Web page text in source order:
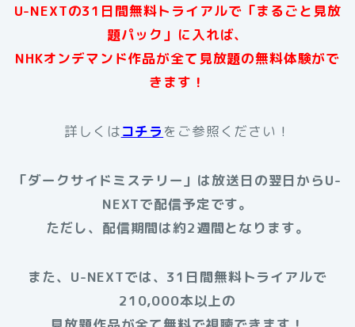
U-NEXTの31日間無料トライアルで「まるごと見放
題パック」に入れば、
NHKオンデマンド作品が全て見放題の無料体験がで
きます！
詳しくはコチラをご参照ください！
「ダークサイドミステリー」は放送日の翌日からU-
NEXTで配信予定です。
ただし、配信期間は約2週間となります。
また、U-NEXTでは、31日間無料トライアルで
210,000本以上の